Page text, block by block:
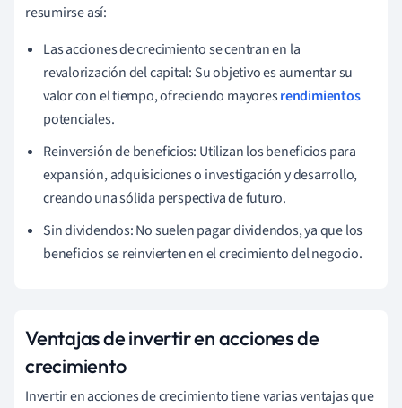
resumirse así:
Las acciones de crecimiento se centran en la
revalorización del capital: Su objetivo es aumentar su
valor con el tiempo, ofreciendo mayoresrendimientos
potenciales.
Reinversión de beneficios: Utilizan los beneficios para
expansión, adquisiciones o investigación y desarrollo,
creando una sólida perspectiva de futuro.
Sin dividendos: No suelen pagar dividendos, ya que los
beneficios se reinvierten en el crecimiento del negocio.
Ventajas de invertir en acciones de
crecimiento
Invertir en acciones de crecimiento tiene varias ventajas que